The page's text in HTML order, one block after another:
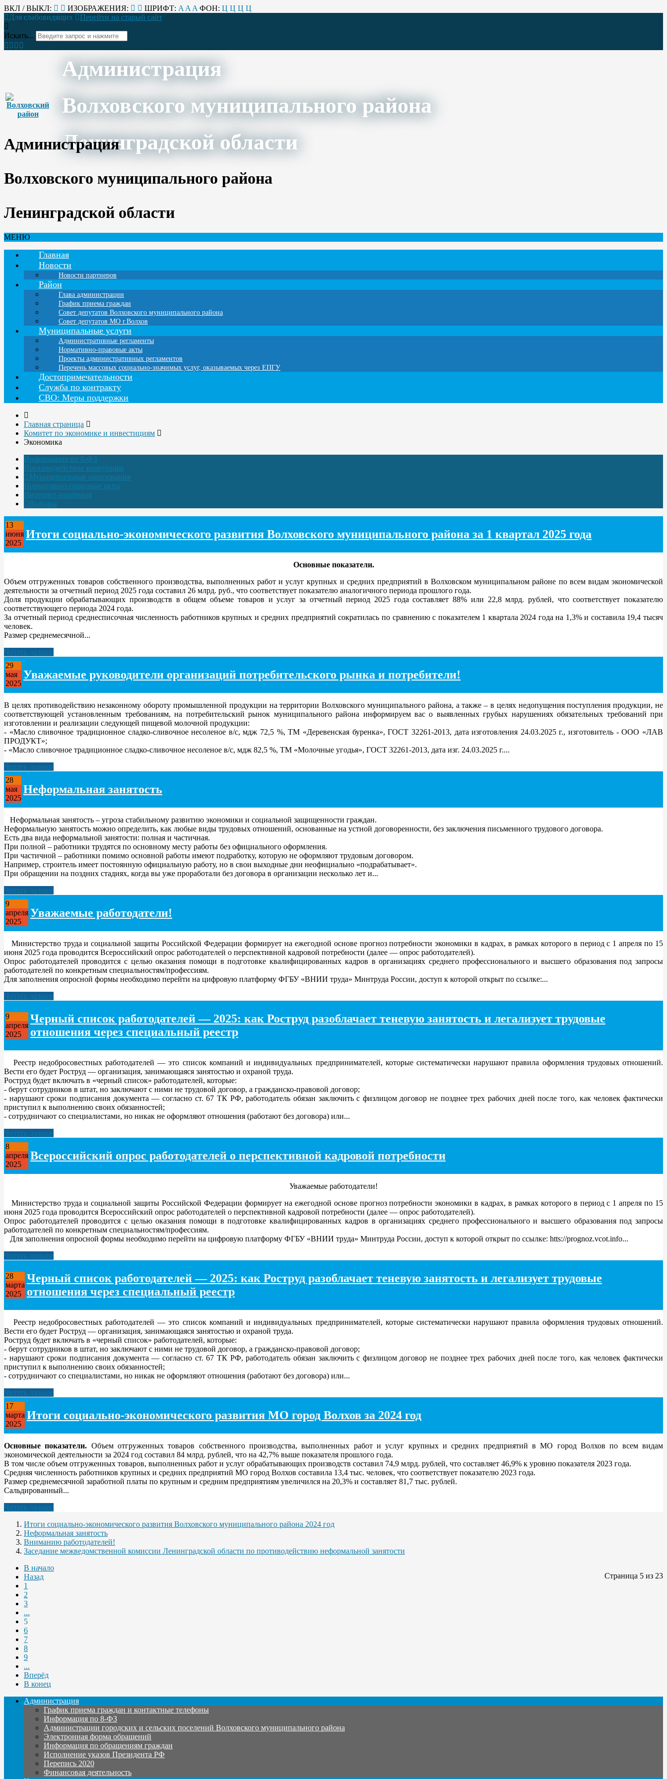
ВКЛ / ВЫКЛ: ИЗОБРАЖЕНИЯ: ШРИФТ: A A A ФОН: Ц Ц Ц Ц
Для слабовидящих
Перейти на старый сайт
Искать...
Администрация
Волховского муниципального района
Ленинградской области
Администрация
Волховского муниципального района
Ленинградской области
МЕНЮ
Главная
Новости
Новости партнеров
Район
Глава администрации
График приема граждан
Совет депутатов Волховского муниципального района
Совет депутатов МО г.Волхов
Муниципальные услуги
Административные регламенты
Нормативно-правовые акты
Проекты административных регламентов
Перечень массовых социально-значимых услуг, оказываемых через ЕПГУ
Достопримечательности
Служба по контракту
СВО: Меры поддержки
Главная страница
Комитет по экономике и инвестициям
Экономика
Информация по 8-ФЗ
Противодействие коррупции
Муниципальные образования
Нормативно-правовые акты
Интернет-приёмная
Выборы
13
июня
2025
Итоги социально-экономического развития Волховского муниципального района за 1 квартал 2025 года
Основные показатели.
Объем отгруженных товаров собственного производства, выполненных работ и услуг крупных и средних предприятий в Волховском муниципальном районе по всем видам экономической
деятельности за отчетный период 2025 года составил 26 млрд. руб., что соответствует показателю аналогичного периода прошлого года.
Доля продукции обрабатывающих производств в общем объеме товаров и услуг за отчетный период 2025 года составляет 88% или 22,8 млрд. рублей, что соответствует показателю
соответствующего периода 2024 года.
За отчетный период среднесписочная численность работников крупных и средних предприятий сократилась по сравнению с показателем 1 квартала 2024 года на 1,3% и составила 19,4 тысяч
человек.
Размер среднемесячной...
Читать дальше
29
мая
2025
Уважаемые руководители организаций потребительского рынка и потребители!
В целях противодействию незаконному обороту промышленной продукции на территории Волховского муниципального района, а также – в целях недопущения поступления продукции, не
соответствующей установленным требованиям, на потребительский рынок муниципального района информируем вас о выявленных грубых нарушениях обязательных требований при
изготовлении и реализации следующей пищевой молочной продукции:
- «Масло сливочное традиционное сладко-сливочное несоленое в/с, мдж 72,5 %, ТМ «Деревенская буренка», ГОСТ 32261-2013, дата изготовления 24.03.2025 г., изготовитель - ООО «ЛАВ
ПРОДУКТ»;
- «Масло сливочное традиционное сладко-сливочное несоленое в/с, мдж 82,5 %, ТМ «Молочные угодья», ГОСТ 32261-2013, дата изг. 24.03.2025 г....
Читать дальше
28
мая
2025
Неформальная занятость
Неформальная занятость – угроза стабильному развитию экономики и социальной защищенности граждан.
Неформальную занятость можно определить, как любые виды трудовых отношений, основанные на устной договоренности, без заключения письменного трудового договора.
Есть два вида неформальной занятости: полная и частичная.
При полной – работники трудятся по основному месту работы без официального оформления.
При частичной – работники помимо основной работы имеют подработку, которую не оформляют трудовым договором.
Например, строитель имеет постоянную официальную работу, но в свои выходные дни неофициально «подрабатывает».
При обращении на поздних стадиях, когда вы уже проработали без договора в организации несколько лет и...
Читать дальше
9
апреля
2025
Уважаемые работодатели!
Министерство труда и социальной защиты Российской Федерации формирует на ежегодной основе прогноз потребности экономики в кадрах, в рамках которого в период с 1 апреля по 15
июня 2025 года проводится Всероссийский опрос работодателей о перспективной кадровой потребности (далее — опрос работодателей).
Опрос работодателей проводится с целью оказания помощи в подготовке квалифицированных кадров в организациях среднего профессионального и высшего образования под запросы
работодателей по конкретным специальностям/профессиям.
Для заполнения опросной формы необходимо перейти на цифровую платформу ФГБУ «ВНИИ труда» Минтруда России, доступ к которой открыт по ссылке:...
Читать дальше
9
апреля
2025
Черный список работодателей — 2025: как Роструд разоблачает теневую занятость и легализует трудовые
отношения через специальный реестр
Реестр недобросовестных работодателей — это список компаний и индивидуальных предпринимателей, которые систематически нарушают правила оформления трудовых отношений.
Вести его будет Роструд — организация, занимающаяся занятостью и охраной труда.
Роструд будет включать в «черный список» работодателей, которые:
- берут сотрудников в штат, но заключают с ними не трудовой договор, а гражданско-правовой договор;
- нарушают сроки подписания документа — согласно ст. 67 ТК РФ, работодатель обязан заключить с физлицом договор не позднее трех рабочих дней после того, как человек фактически
приступил к выполнению своих обязанностей;
- сотрудничают со специалистами, но никак не оформляют отношения (работают без договора) или...
Читать дальше
8
апреля
2025
Всероссийский опрос работодателей о перспективной кадровой потребности
Уважаемые работодатели!
Министерство труда и социальной защиты Российской Федерации формирует на ежегодной основе прогноз потребности экономики в кадрах, в рамках которого в период с 1 апреля по 15
июня 2025 года проводится Всероссийский опрос работодателей о перспективной кадровой потребности (далее — опрос работодателей).
Опрос работодателей проводится с целью оказания помощи в подготовке квалифицированных кадров в организациях среднего профессионального и высшего образования под запросы
работодателей по конкретным специальностям/профессиям.
Для заполнения опросной формы необходимо перейти на цифровую платформу ФГБУ «ВНИИ труда» Минтруда России, доступ к которой открыт по ссылке: htts://prognoz.vcot.info...
Читать дальше
28
марта
2025
Черный список работодателей — 2025: как Роструд разоблачает теневую занятость и легализует трудовые
отношения через специальный реестр
Реестр недобросовестных работодателей — это список компаний и индивидуальных предпринимателей, которые систематически нарушают правила оформления трудовых отношений.
Вести его будет Роструд — организация, занимающаяся занятостью и охраной труда.
Роструд будет включать в «черный список» работодателей, которые:
- берут сотрудников в штат, но заключают с ними не трудовой договор, а гражданско-правовой договор;
- нарушают сроки подписания документа — согласно ст. 67 ТК РФ, работодатель обязан заключить с физлицом договор не позднее трех рабочих дней после того, как человек фактически
приступил к выполнению своих обязанностей;
- сотрудничают со специалистами, но никак не оформляют отношения (работают без договора) или...
Читать дальше
17
марта
2025
Итоги социально-экономического развития МО город Волхов за 2024 год
Основные показатели. Объем отгруженных товаров собственного производства, выполненных работ и услуг крупных и средних предприятий в МО город Волхов по всем видам
экономической деятельности за 2024 год составил 84 млрд. рублей, что на 42,7% выше показателя прошлого года.
В том числе объем отгруженных товаров, выполненных работ и услуг обрабатывающих производств составил 74,9 млрд. рублей, что составляет 46,9% к уровню показателя 2023 года.
Средняя численность работников крупных и средних предприятий МО город Волхов составила 13,4 тыс. человек, что соответствует показателю 2023 года.
Размер среднемесячной заработной платы по крупным и средним предприятиям увеличился на 20,3% и составляет 81,7 тыс. рублей.
Сальдированный...
Читать дальше
Итоги социально-экономического развития Волховского муниципального района 2024 год
Неформальная занятость
Вниманию работодателей!
Заседание межведомственной комиссии Ленинградской области по противодействию неформальной занятости
Страница 5 из 23
В начало
Назад
1
2
3
...
5
6
7
8
9
...
Вперёд
В конец
Администрация
График приема граждан и контактные телефоны
Информация по 8-ФЗ
Администрации городских и сельских поселений Волховского муниципального района
Электронная форма обращений
Информация по обращениям граждан
Исполнение указов Президента РФ
Перепись 2020
Финансовая деятельность